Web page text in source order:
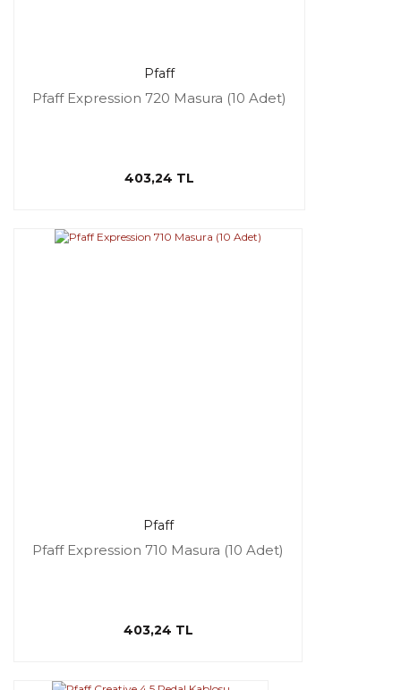
Pfaff
Pfaff Expression 720 Masura (10 Adet)
403,24 TL
Pfaff
Pfaff Expression 710 Masura (10 Adet)
403,24 TL